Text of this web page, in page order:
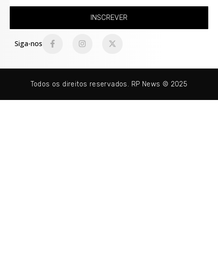
INSCREVER
Siga-nos
Todos os direitos reservados. RP News © 2025